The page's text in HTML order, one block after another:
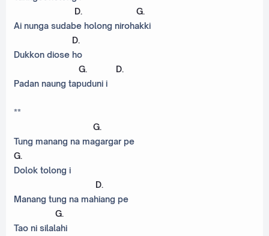
D. G.
Ai nunga sudabe holong nirohakki
D.
Dukkon diose ho
G. D.
Padan naung tapuduni i
**
G.
Tung manang na magargar pe
G.
Dolok tolong i
D.
Manang tung na mahiang pe
G.
Tao ni silalahi